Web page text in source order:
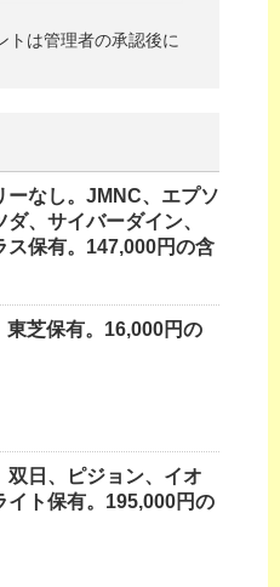
は管理者の承認後に
ーなし。JMNC、エプソ
ダ、サイバーダイン、
ス保有。147,000円の含
東芝保有。16,000円の
双日、ピジョン、イオ
イト保有。195,000円の